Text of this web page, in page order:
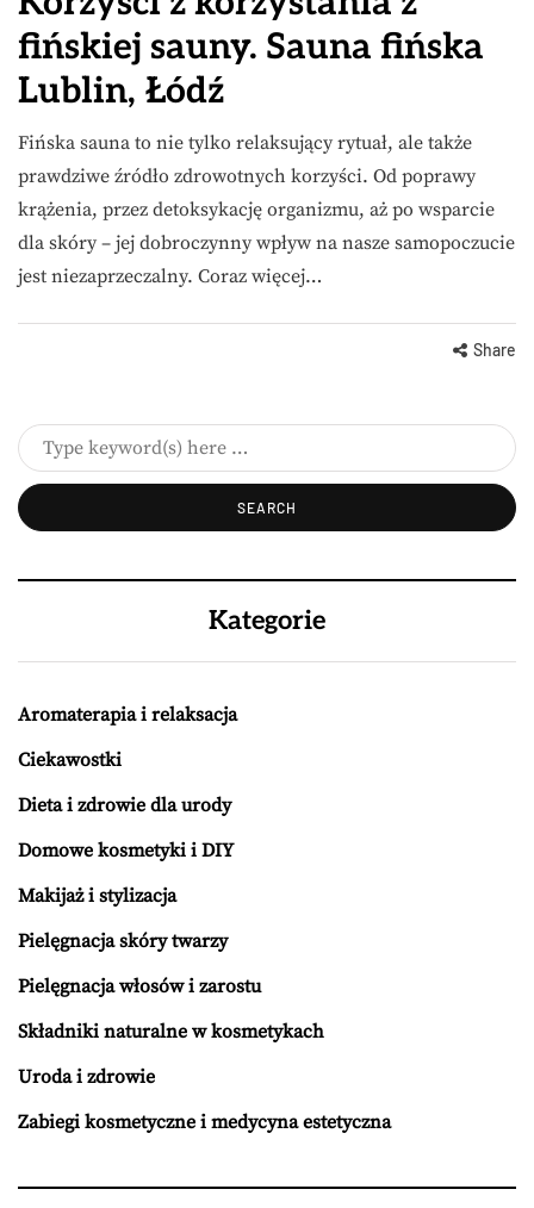
fińskiej sauny. Sauna fińska
Lublin, Łódź
Fińska sauna to nie tylko relaksujący rytuał, ale także
prawdziwe źródło zdrowotnych korzyści. Od poprawy
krążenia, przez detoksykację organizmu, aż po wsparcie
dla skóry – jej dobroczynny wpływ na nasze samopoczucie
jest niezaprzeczalny. Coraz więcej…
Share
Kategorie
Aromaterapia i relaksacja
Ciekawostki
Dieta i zdrowie dla urody
Domowe kosmetyki i DIY
Makijaż i stylizacja
Pielęgnacja skóry twarzy
Pielęgnacja włosów i zarostu
Składniki naturalne w kosmetykach
Uroda i zdrowie
Zabiegi kosmetyczne i medycyna estetyczna